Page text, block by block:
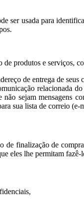
usada para
produtos e serviços,
de entrega de
sejam mensagens
sua lista de correio
finalização de
eles lhe permitam